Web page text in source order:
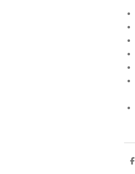
D